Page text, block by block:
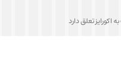
تعلق دارد